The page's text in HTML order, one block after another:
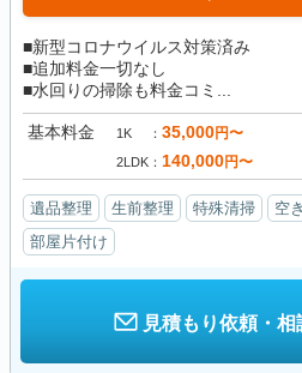
■新型コロナウイルス対策済み
■追加料金一切なし
■水回りの掃除も料金コミ...
基本料金 1K 35,000円〜
2LDK 140,000円〜
遺品整理 生前整理 特殊清掃 空
部屋片付け
見積もり依頼・相